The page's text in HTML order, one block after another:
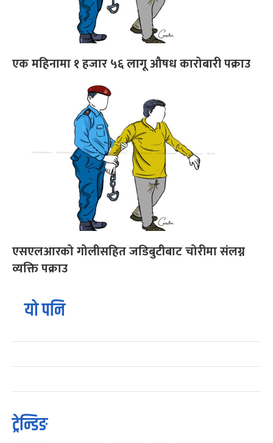
एक महिनामा १ हजार ५६ लागू औषध कारोबारी पक्राउ
एसएलआरको गोलीसहित जडिबुटीबाट चोरीमा संलग्न
व्यक्ति पक्राउ
यो पनि
ट्रेन्डिङ